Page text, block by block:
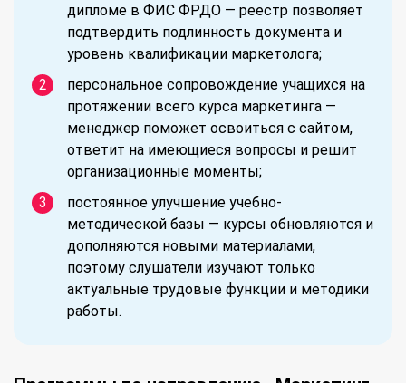
дипломе в ФИС ФРДО — реестр позволяет
подтвердить подлинность документа и
уровень квалификации маркетолога;
персональное сопровождение учащихся на
протяжении всего курса маркетинга —
менеджер поможет освоиться с сайтом,
ответит на имеющиеся вопросы и решит
организационные моменты;
постоянное улучшение учебно-
методической базы — курсы обновляются и
дополняются новыми материалами,
поэтому слушатели изучают только
актуальные трудовые функции и методики
работы.